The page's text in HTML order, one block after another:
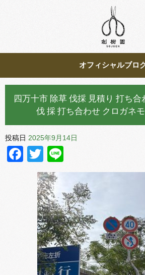
オフィシャルブロ
四万十市 除草 伐採 見積り 打ち
伐 採 打ち合わせ クロガネ
投稿日 2025年9月14日
Facebook
Twitter